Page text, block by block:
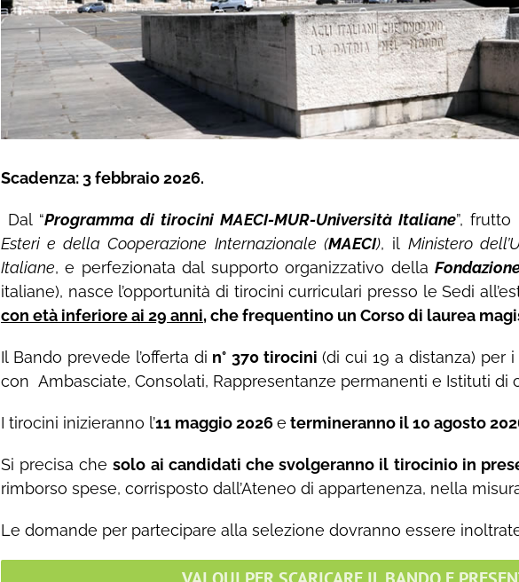
Scadenza: 3 febbraio 2026.
Dal “Programma di tirocini MAECI-MUR-Università Italiane”,
Esteri e della Cooperazione Internazionale (MAECI), il Ministero
Italiane, e perfezionata dal supporto organizzativo della
italiane), nasce l’opportunità di tirocini curriculari presso le Sedi
con età inferiore ai 29 anni, che frequentino un Corso di laurea
Il Bando prevede l’offerta di n° 370 tirocini(di cui 19 a distanza) per
con Ambasciate, Consolati, Rappresentanze permanenti e Istituti di
I tirocini inizieranno l’11 maggio 2026e termineranno il 10 agosto
Si precisa chesolo ai candidati che svolgeranno il tirocinio in
rimborso spese, corrisposto dall’Ateneo di appartenenza, nella
Le domande per partecipare alla selezione dovranno essere